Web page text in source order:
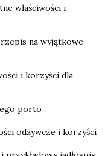
właściwości i
na wyjątkowe
i korzyści dla
porto
odżywcze i korzyści